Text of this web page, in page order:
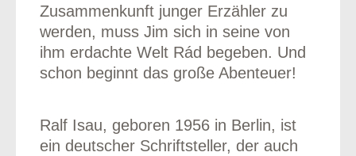
Zusammenkunft junger Erzähler zu
werden, muss Jim sich in seine von
ihm erdachte Welt Rád begeben. Und
schon beginnt das große Abenteuer!
Ralf Isau, geboren 1956 in Berlin, ist
ein deutscher Schriftsteller, der auch